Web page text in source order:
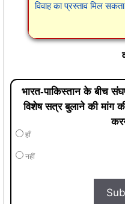
विवाह का प्रस्ताव मिल
भारत-पाकिस्तान के बीच
विशेष सत्र बुलाने की मांग
हाँ
नहीं